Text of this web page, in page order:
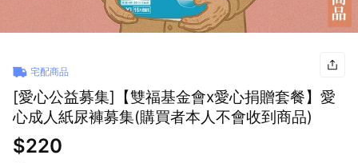
宅配商品
[愛心公益募集]【雙福基金會x愛心捐贈套餐】愛
心成人紙尿褲募集(購買者本人不會收到商品)
$220